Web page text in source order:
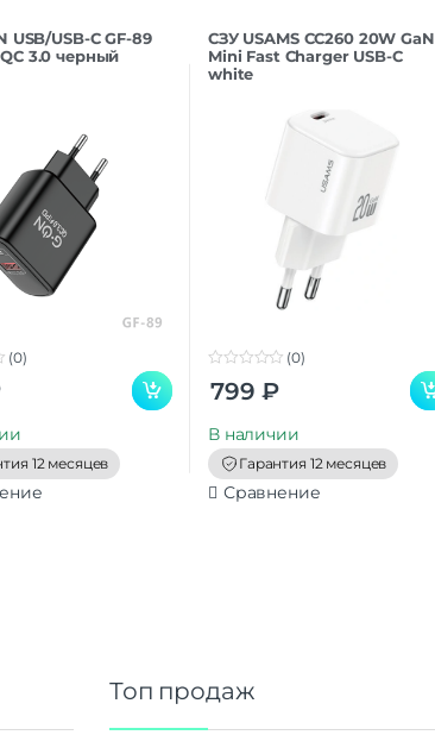
USB/USB-C GF-89
3.0 черный
(0)
12 месяцев
СЗУ USAMS CC260 20W GaN
Mini Fast Charger USB-C
white
o
o
(0)
799 ₽
В наличии
Гарантия 12 месяцев
Сравнение
Топ продаж